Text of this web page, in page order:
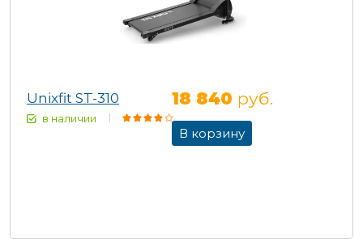
Unixfit ST-310
в наличии
18 840 руб.
В корзину